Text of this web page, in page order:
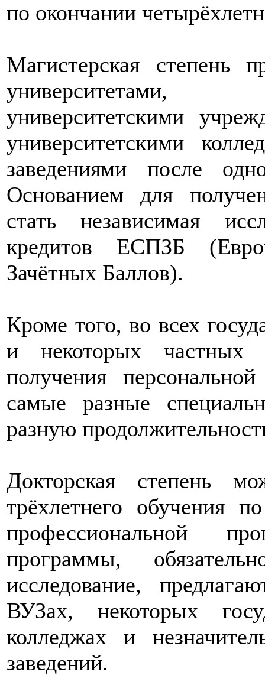
по окончании
Магистерская степень
университетами,
университетскими
университетскими
заведениями после
Основанием для
стать независимая
кредитов ЕСПЗБ
Зачётных Баллов).
Кроме того, во всех
и некоторых частных
получения
самые разные
разную
Докторская степень
трёхлетнего обучения
профессиональной
программы,
исследование,
ВУЗах, некоторых
колледжах и
заведений.